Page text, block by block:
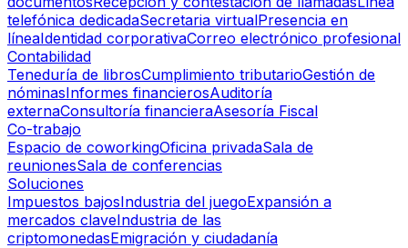
telefónica dedicadaSecretaria virtualPresencia en
líneaIdentidad corporativaCorreo electrónico profesional
Contabilidad
Teneduría de librosCumplimiento tributarioGestión de
nóminasInformes financierosAuditoría
externaConsultoría financieraAsesoría Fiscal
Co-trabajo
Espacio de coworkingOficina privadaSala de
reunionesSala de conferencias
Soluciones
Impuestos bajosIndustria del juegoExpansión a
mercados claveIndustria de las
criptomonedasEmigración y ciudadanía